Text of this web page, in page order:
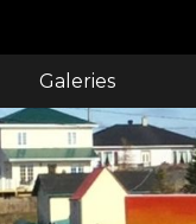
Galeries